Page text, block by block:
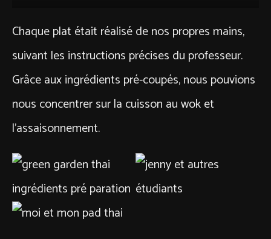
Chaque plat était réalisé de nos propres mains,
suivant les instructions précises du professeur.
Grâce aux ingrédients pré-coupés, nous pouvions
nous concentrer sur la cuisson au wok et
l’assaisonnement.